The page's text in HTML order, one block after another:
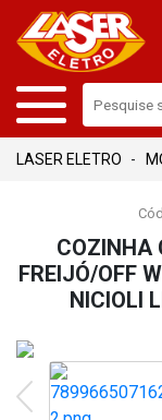
COZINHA
FREIJÓ/OFF
NICIOLI